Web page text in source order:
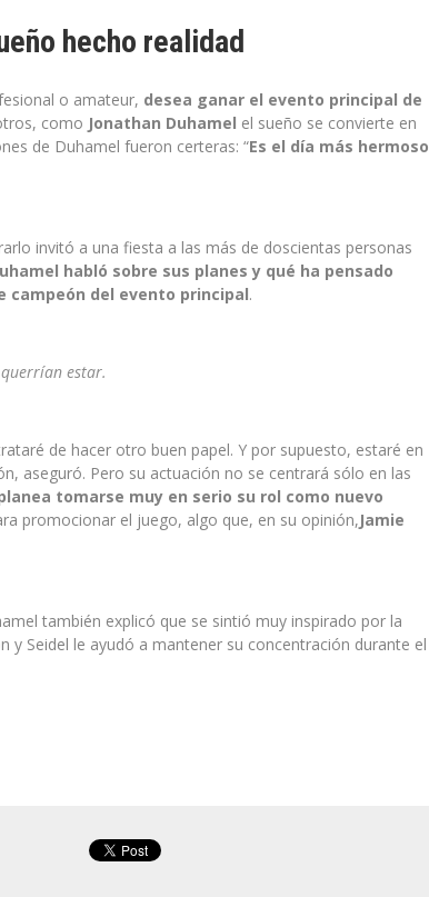
hecho realidad
o amateur, desea ganar el evento principal de
como Jonathan Duhamel el sueño se convierte en
de Duhamel fueron certeras: “Es el día más hermoso
invitó a una fiesta a las más de doscientas personas
habló sobre sus planes y qué ha pensado
campeón del evento principal.
estar.
de hacer otro buen papel. Y por supuesto, estaré en
aseguró. Pero su actuación no se centrará sólo en las
tomarse muy en serio su rol como nuevo
promocionar el juego, algo que, en su opinión,Jamie
también explicó que se sintió muy inspirado por la
y Seidel le ayudó a mantener su concentración durante el